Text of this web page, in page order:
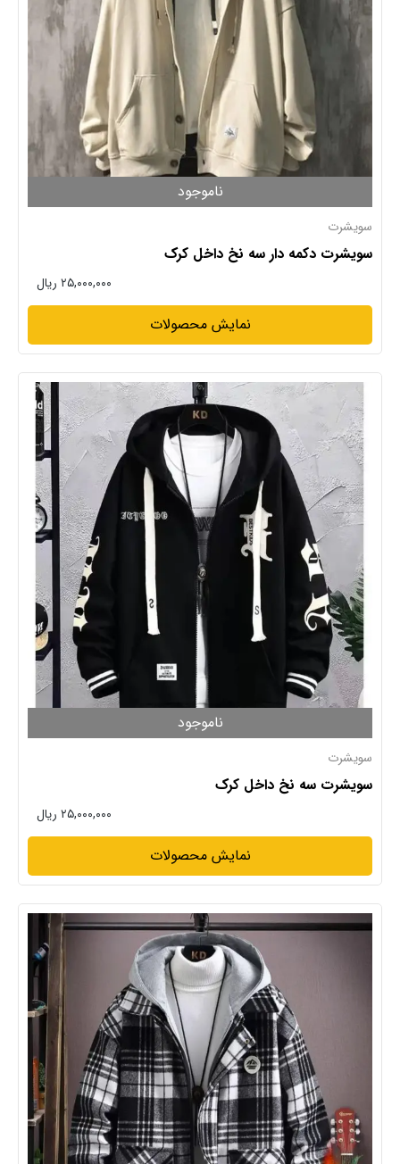
ناموجود
سویشرت
سویشرت دکمه دار سه نخ داخل کرک
۲۵,۰۰۰,۰۰۰ ریال
نمایش محصولات
ناموجود
سویشرت
سویشرت سه نخ داخل کرک
۲۵,۰۰۰,۰۰۰ ریال
نمایش محصولات